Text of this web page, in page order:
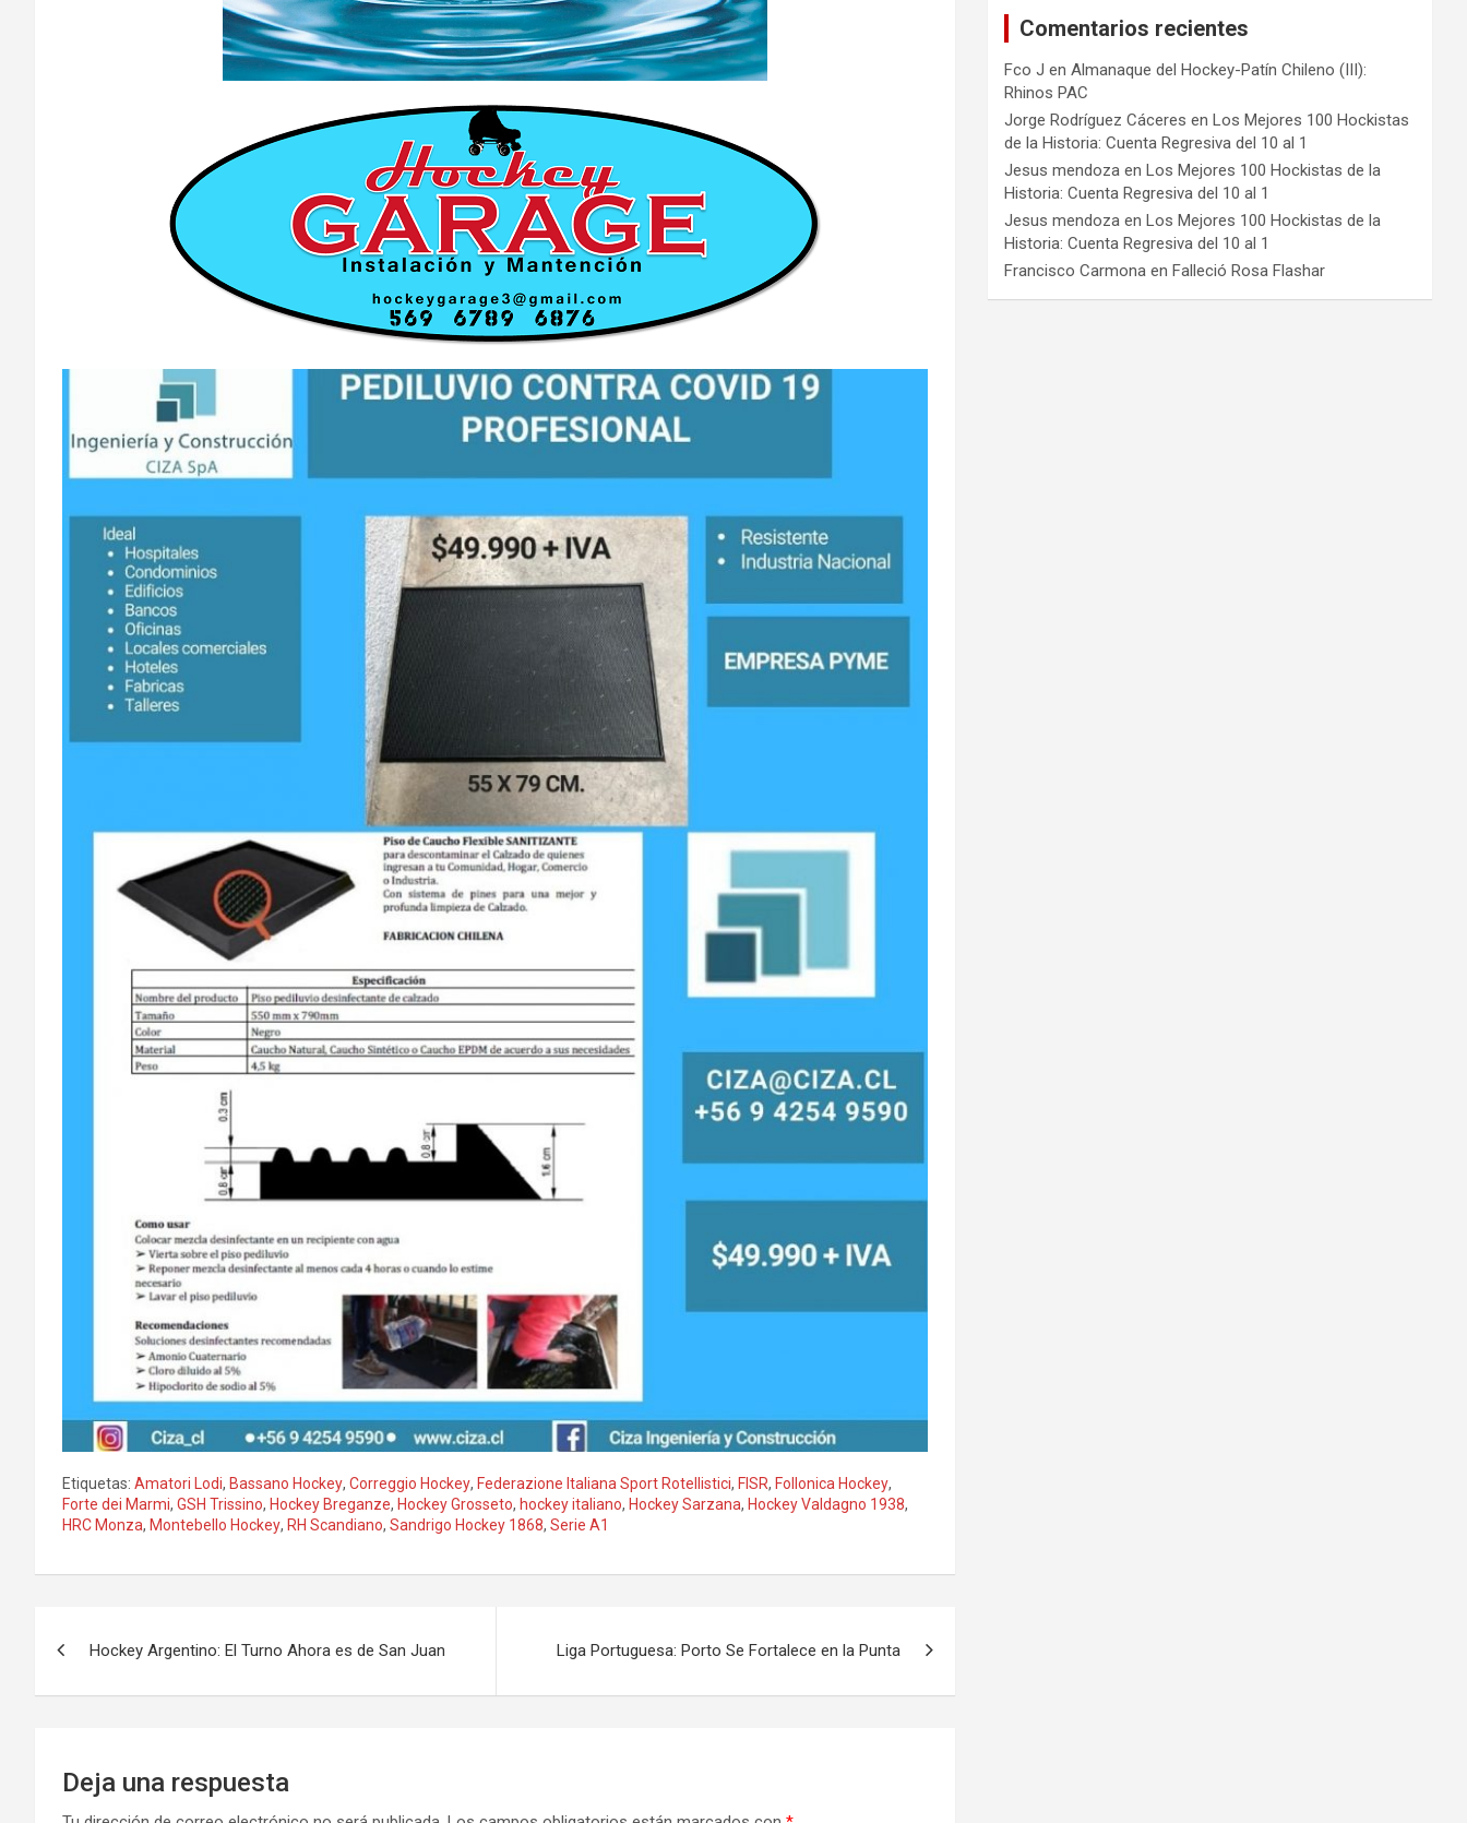
Etiquetas: Amatori Lodi, Bassano Hockey, Correggio Hockey, Federazione Italiana Sport Rotellistici, FISR, Follonica Hockey,
Forte dei Marmi, GSH Trissino, Hockey Breganze, Hockey Grosseto, hockey italiano, Hockey Sarzana, Hockey Valdagno 1938,
HRC Monza, Montebello Hockey, RH Scandiano, Sandrigo Hockey 1868, Serie A1
Hockey Argentino: El Turno Ahora es de San Juan Liga Portuguesa: Porto Se Fortalece en la Punta
Deja una respuesta
Comentarios recientes
Fco J enAlmanaque del Hockey-Patín Chileno (III):
Rhinos PAC
Jorge Rodríguez Cáceres enLos Mejores 100 Hockistas
de la Historia: Cuenta Regresiva del 10 al 1
Jesus mendoza enLos Mejores 100 Hockistas de la
Historia: Cuenta Regresiva del 10 al 1
Jesus mendoza enLos Mejores 100 Hockistas de la
Historia: Cuenta Regresiva del 10 al 1
Francisco Carmona enFalleció Rosa Flashar